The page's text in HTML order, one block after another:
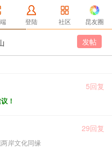
登陆 社区 昆友圈
发帖
5回复
！
29回复
岸文化同缘